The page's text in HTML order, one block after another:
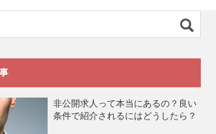
非公開求人って本当にあるの？良い
条件で紹介されるにはどうしたら？